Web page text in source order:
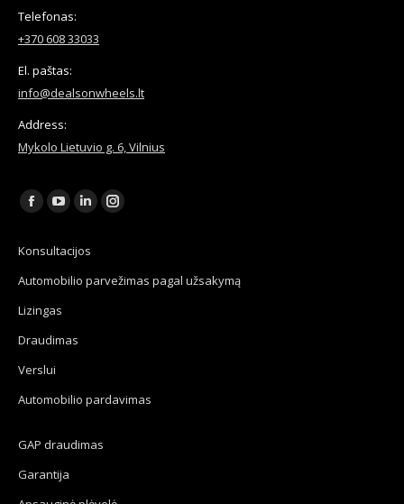
Telefonas:
+370 608 33033
El. paštas:
info@dealsonwheels.lt
Address:
Mykolo Lietuvio g. 6, Vilnius
Find us on:
Facebook
opens
in
new
YouTube
opens
in
new
Linkedin
opens
in
Instagram
in
Konsultacijos
Automobilio parvežimas pagal užsakymą
Lizingas
Draudimas
Verslui
Automobilio pardavimas
GAP draudimas
Garantija